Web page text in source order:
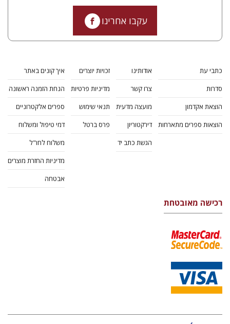
עקבו אחרינו
כתבי עת
סדרות
הוצאת אקדמון
הוצאות ספרים מתארחות
אודותינו
צרו קשר
מועצה מדעית
דירקטוריון
הגשת כתב יד
זכויות יוצרים
מדיניות פרטיות
תנאי שימוש
פרס ברטל
איך קונים באתר
הנחת הזמנה ראשונה
ספרים אלקטרוניים
דמי טיפול ומשלוח
משלוח לחו"ל
מדיניות החזרת מוצרים
אבטחה
רכישה מאובטחת